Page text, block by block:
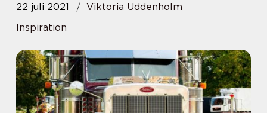
22 juli 2021
Viktoria Uddenholm
Inspiration